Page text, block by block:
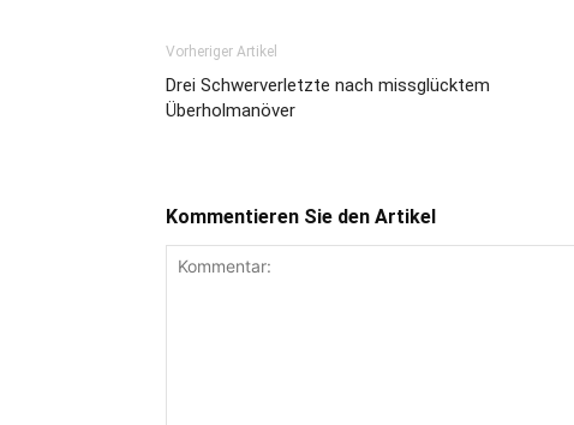
Vorheriger Artikel
Drei Schwerverletzte nach missglücktem
Überholmanöver
Kommentieren Sie den Artikel